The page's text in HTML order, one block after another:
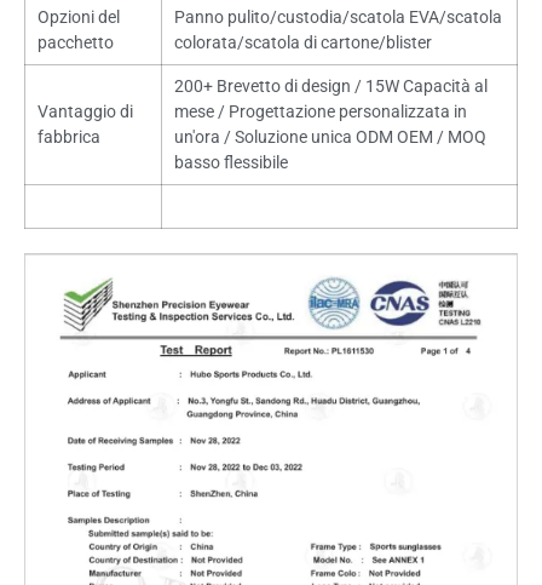
Opzioni del
pacchetto
Panno pulito/custodia/scatola EVA/scatola
colorata/scatola di cartone/blister
Vantaggio di
fabbrica
200+ Brevetto di design / 15W Capacità al
mese / Progettazione personalizzata in
un'ora / Soluzione unica ODM OEM / MOQ
basso flessibile